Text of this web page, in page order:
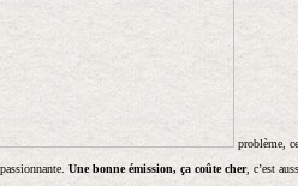
problème,
Une bonne émission, ça coûte cher, c’est